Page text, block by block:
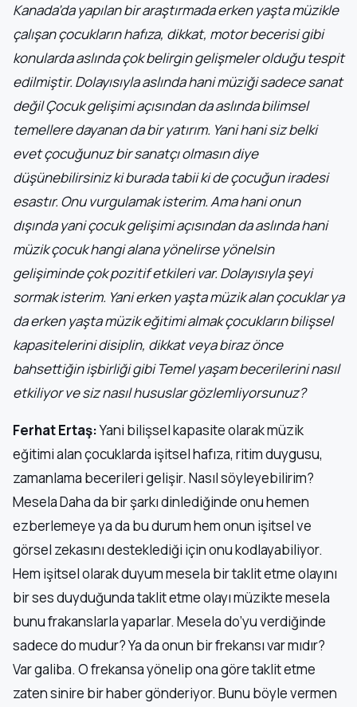
Kanada’da yapılan bir araştırmada erken yaşta müzikle
çalışan çocukların hafıza, dikkat, motor becerisi gibi
konularda aslında çok belirgin gelişmeler olduğu tespit
edilmiştir. Dolayısıyla aslında hani müziği sadece sanat
değil Çocuk gelişimi açısından da aslında bilimsel
temellere dayanan da bir yatırım. Yani hani siz belki
evet çocuğunuz bir sanatçı olmasın diye
düşünebilirsiniz ki burada tabii ki de çocuğun iradesi
esastır. Onu vurgulamak isterim. Ama hani onun
dışında yani çocuk gelişimi açısından da aslında hani
müzik çocuk hangi alana yönelirse yönelsin
gelişiminde çok pozitif etkileri var. Dolayısıyla şeyi
sormak isterim. Yani erken yaşta müzik alan çocuklar ya
da erken yaşta müzik eğitimi almak çocukların bilişsel
kapasitelerini disiplin, dikkat veya biraz önce
bahsettiğin işbirliği gibi Temel yaşam becerilerini nasıl
etkiliyor ve siz nasıl hususlar gözlemliyorsunuz?
Ferhat Ertaş:Yani bilişsel kapasite olarak müzik
eğitimi alan çocuklarda işitsel hafıza, ritim duygusu,
zamanlama becerileri gelişir. Nasıl söyleyebilirim?
Mesela Daha da bir şarkı dinlediğinde onu hemen
ezberlemeye ya da bu durum hem onun işitsel ve
görsel zekasını desteklediği için onu kodlayabiliyor.
Hem işitsel olarak duyum mesela bir taklit etme olayını
bir ses duyduğunda taklit etme olayı müzikte mesela
bunu frakanslarla yaparlar. Mesela do’yu verdiğinde
sadece do mudur? Ya da onun bir frekansı var mıdır?
Var galiba. O frekansa yönelip ona göre taklit etme
zaten sinire bir haber gönderiyor. Bunu böyle vermen